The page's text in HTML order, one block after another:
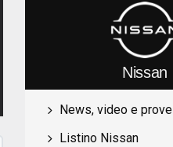
Nissan
News, video e prove
Listino Nissan